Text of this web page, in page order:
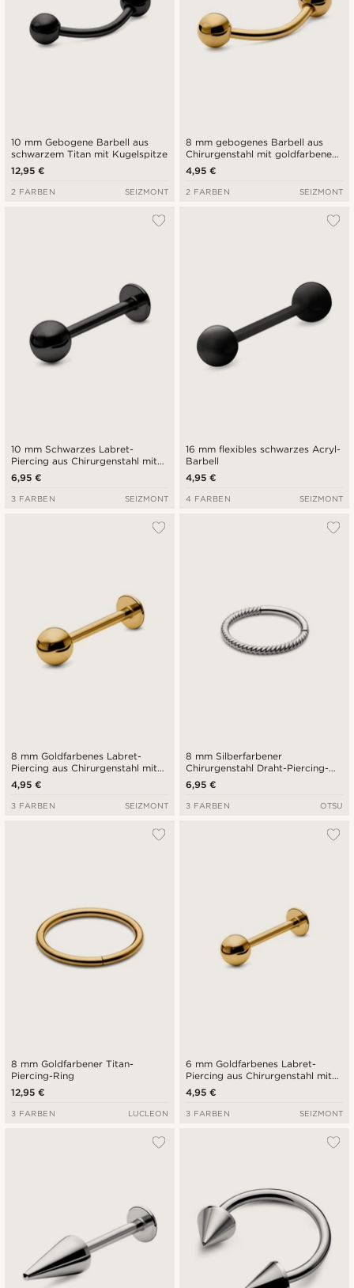
10 mm Gebogene Barbell aus
schwarzem Titan mit Kugelspitze
12,95 €
2 FARBEN SEIZMONT
8 mm gebogenes Barbell aus
Chirurgenstahl mit goldfarbener
Kugelspitze
4,95 €
2 FARBEN SEIZMONT
10 mm Schwarzes Labret-
Piercing aus Chirurgenstahl mit
Kugelspitze
6,95 €
3 FARBEN SEIZMONT
16 mm flexibles schwarzes Acryl-
Barbell
4,95 €
4 FARBEN SEIZMONT
8 mm Goldfarbenes Labret-
Piercing aus Chirurgenstahl mit
Kugelspitze
4,95 €
3 FARBEN SEIZMONT
8 mm Silberfarbener
Chirurgenstahl Draht-Piercing-
Ring
6,95 €
3 FARBEN OTSU
8 mm Goldfarbener Titan-
Piercing-Ring
12,95 €
3 FARBEN LUCLEON
6 mm Goldfarbenes Labret-
Piercing aus Chirurgenstahl mit
Kugelspitze
4,95 €
3 FARBEN SEIZMONT